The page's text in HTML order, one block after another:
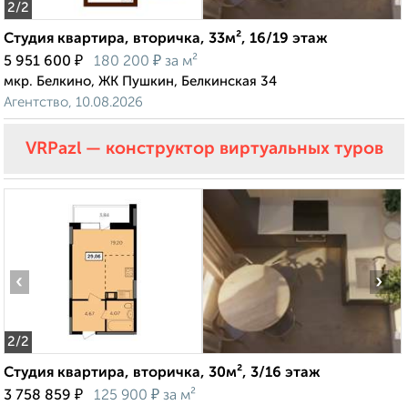
2/2
Студия квартира, вторичка, 33м², 16/19 этаж
5 951 600 ₽ 180 200 ₽ за м²
мкр. Белкино, ЖК Пушкин, Белкинская 34
Агентство, 10.08.2026
VRPazl — конструктор виртуальных туров
2/2
‹ ›
Студия квартира, вторичка, 30м², 3/16 этаж
3 758 859 ₽ 125 900 ₽ за м²